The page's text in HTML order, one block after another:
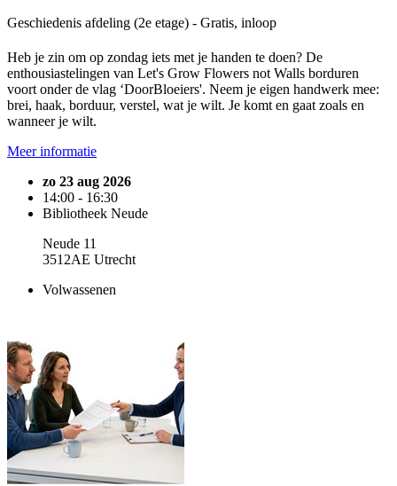
Geschiedenis afdeling (2e etage) - Gratis, inloop
Heb je zin om op zondag iets met je handen te doen? De
enthousiastelingen van Let's Grow Flowers not Walls borduren
voort onder de vlag ‘DoorBloeiers'. Neem je eigen handwerk mee:
brei, haak, borduur, verstel, wat je wilt. Je komt en gaat zoals en
wanneer je wilt.
Meer informatie
zo 23 aug 2026
14:00 - 16:30
Bibliotheek Neude
Neude 11
3512AE Utrecht
Volwassenen